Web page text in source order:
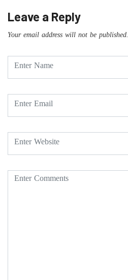
Leave a Reply
Your email address will not be published.